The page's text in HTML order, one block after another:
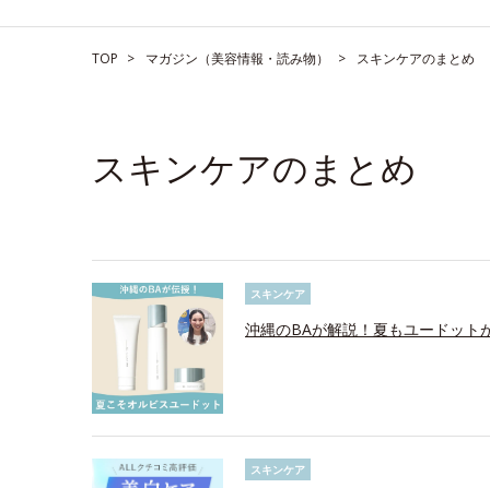
TOP マガジン（美容情報・読み物） スキンケアのまとめ
スキンケアのまとめ
スキンケア
沖縄のBAが解説！夏もユードット
スキンケア